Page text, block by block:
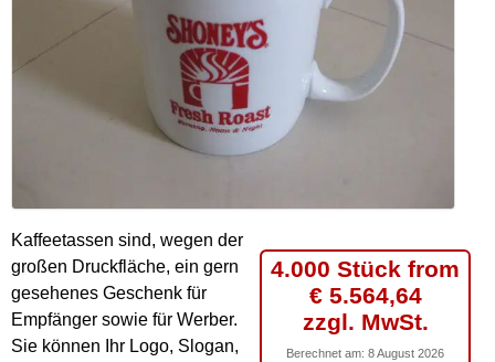
4.000 Stück from
€ 5.564,64
zzgl. MwSt.
Berechnet am: 8 August 2026
Kaffeetassen sind, wegen der
großen Druckfläche, ein gern
gesehenes Geschenk für
Empfänger sowie für Werber.
Sie können Ihr Logo, Slogan,